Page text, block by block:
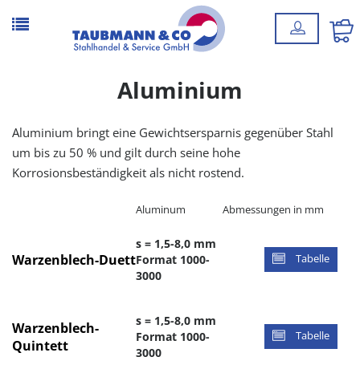
Aluminium
Aluminium bringt eine Gewichtsersparnis gegenüber Stahl
um bis zu 50 % und gilt durch seine hohe
Korrosionsbeständigkeit als nicht rostend.
Aluminum Abmessungen in mm
Warzenblech-Duett
s = 1,5-8,0 mm
Format 1000-
3000
Tabelle
Warzenblech-
Quintett
s = 1,5-8,0 mm
Format 1000-
3000
Tabelle